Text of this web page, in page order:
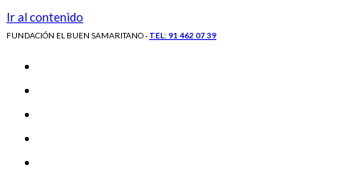
Ir al contenido
FUNDACIÓN EL BUEN SAMARITANO - TEL: 91 462 07 39